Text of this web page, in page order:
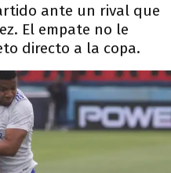
ante un rival que
El empate no le
directo a la copa.